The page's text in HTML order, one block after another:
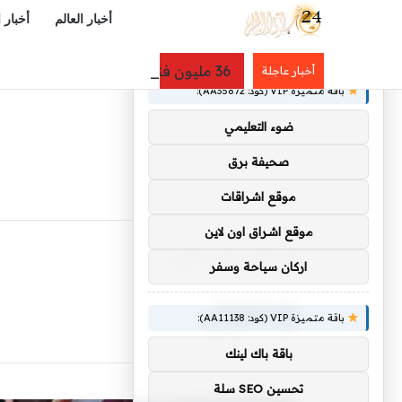
أخبار العالم
أخبار عاجلة 36 مليون فنجان كل يوم.. تقرير: السعودية ثانية العرب في استهلاك القهوة وسوقها يتجه نحو 40 مليار ريال
الرئيسية
وصول
باقة متميزة VIP (كود: AA35872):
ضوء التعليمي
صحيفة برق
موقع اشراقات
موقع اشراق اون لاين
اركان سياحة وسفر
باقة متميزة VIP (كود: AA11138):
باقة باك لينك
تحسين SEO سلة